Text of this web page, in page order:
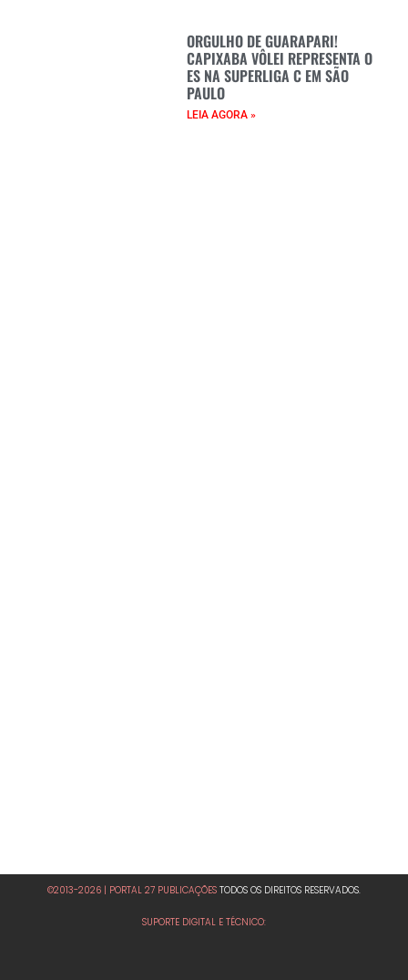
ORGULHO DE GUARAPARI!
CAPIXABA VÔLEI REPRESENTA O
ES NA SUPERLIGA C EM SÃO
PAULO
LEIA AGORA »
©2013-2026 | PORTAL 27 PUBLICAÇÕES TODOS OS DIREITOS RESERVADOS.
SUPORTE DIGITAL E TÉCNICO: